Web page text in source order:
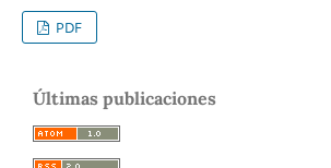
PDF
Últimas publicaciones